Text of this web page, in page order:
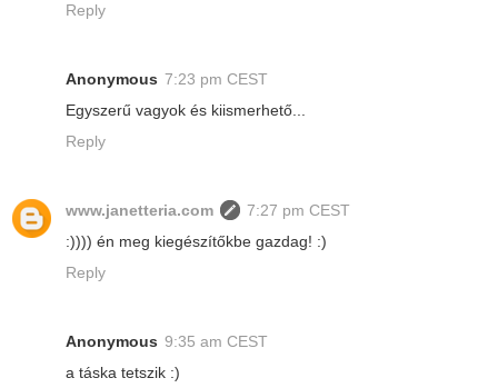
Reply
Anonymous 7:23 pm CEST
Egyszerű vagyok és kiismerhető...
Reply
www.janetteria.com
7:27 pm CEST
:)))) én meg kiegészítőkbe gazdag! :)
Reply
Anonymous 9:35 am CEST
a táska tetszik :)